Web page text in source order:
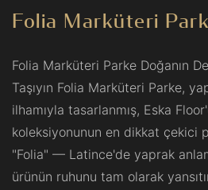
Folia Marküteri
Folia Marküteri Parke Doğanın
Taşıyın Folia Marküteri Parke,
ilhamıyla tasarlanmış, Eska
koleksiyonunun en dikkat çekici
"Folia" — Latince'de yaprak
ürünün ruhunu tam olarak